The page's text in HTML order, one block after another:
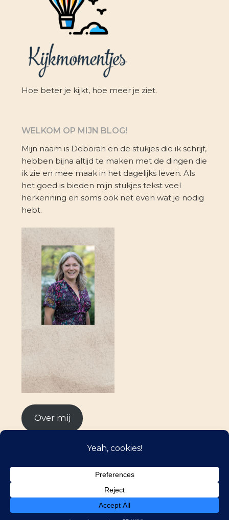
Hoe beter je kijkt, hoe meer je ziet.
WELKOM OP MIJN BLOG!
Mijn naam is Deborah en de stukjes die ik schrijf,
hebben bijna altijd te maken met de dingen die
ik zie en mee maak in het dagelijks leven. Als
het goed is bieden mijn stukjes tekst veel
herkenning en soms ook net even wat je nodig
hebt.
Over mij
©2026 Kijkmomentjes| WordPress Theme by
Superbthemes.com